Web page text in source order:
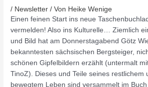
/ Newsletter / Von Heike Wenige
Einen feinen Start ins neue
vermelden! Also ins Kulturelle… Ziemlich
und Bild hat am Donnerstagabend Götz
bekanntesten sächsischen Bergsteiger,
schönen Gipfelbildern erzählt (untermalt
TinoZ). Dieses und Teile seines restlichem
bewegtem Leben sind versammelt im